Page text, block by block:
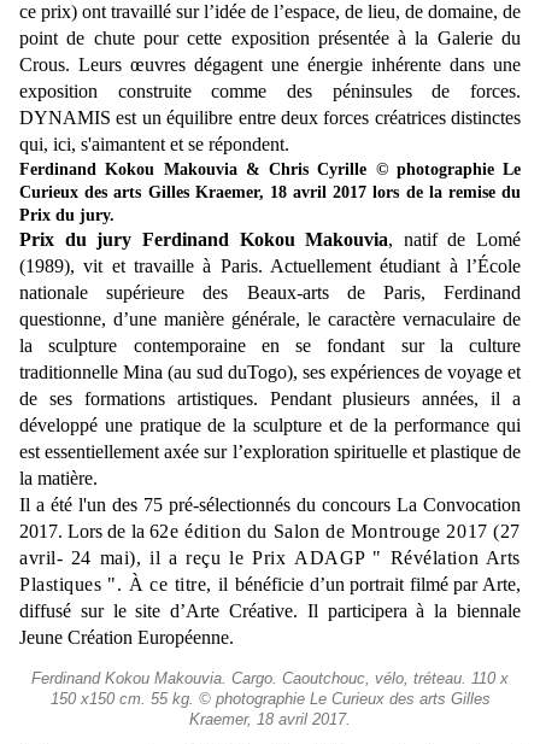
ce prix) ont travaillé sur l’idée de l’espace, de lieu, de domaine, de
point de chute pour cette exposition présentée à la Galerie du
Crous. Leurs œuvres dégagent une énergie inhérente dans une
exposition construite comme des péninsules de forces.
DYNAMIS est un équilibre entre deux forces créatrices distinctes
qui, ici, s'aimantent et se répondent.
Ferdinand Kokou Makouvia & Chris Cyrille © photographie Le
Curieux des arts Gilles Kraemer, 18 avril 2017 lors de la remise du
Prix du jury.
Prix du jury Ferdinand Kokou Makouvia, natif de Lomé
(1989), vit et travaille à Paris. Actuellement étudiant à l’École
nationale supérieure des Beaux-arts de Paris, Ferdinand
questionne, d’une manière générale, le caractère vernaculaire de
la sculpture contemporaine en se fondant sur la culture
traditionnelle Mina (au sud duTogo), ses expériences de voyage et
de ses formations artistiques. Pendant plusieurs années, il a
développé une pratique de la sculpture et de la performance qui
est essentiellement axée sur l’exploration spirituelle et plastique de
la matière.
Il a été l'un des 75 pré-sélectionnés du concours La Convocation
2017.Lors de la 62eédition du Salon de Montrouge 2017 (27
avril- 24 mai), il a reçu le Prix ADAGP " Révélation Arts
Plastiques ". À ce titre, ilbénéficie d’un portrait filmé par Arte,
diffusé sur le site d’Arte Créative. Il participera à la biennale
Jeune Création Européenne.
Ferdinand Kokou Makouvia. Cargo. Caoutchouc, vélo, tréteau. 110 x
150 x150 cm. 55 kg. © photographie Le Curieux des arts Gilles
Kraemer, 18 avril 2017.